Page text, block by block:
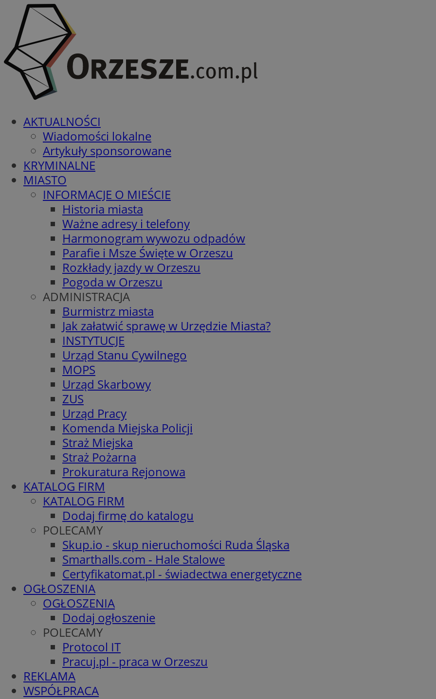
AKTUALNOŚCI
Wiadomości lokalne
Artykuły sponsorowane
KRYMINALNE
MIASTO
INFORMACJE O MIEŚCIE
Historia miasta
Ważne adresy i telefony
Harmonogram wywozu odpadów
Parafie i Msze Święte w Orzeszu
Rozkłady jazdy w Orzeszu
Pogoda w Orzeszu
ADMINISTRACJA
Burmistrz miasta
Jak załatwić sprawę w Urzędzie Miasta?
INSTYTUCJE
Urząd Stanu Cywilnego
MOPS
Urząd Skarbowy
ZUS
Urząd Pracy
Komenda Miejska Policji
Straż Miejska
Straż Pożarna
Prokuratura Rejonowa
KATALOG FIRM
KATALOG FIRM
Dodaj firmę do katalogu
POLECAMY
Skup.io - skup nieruchomości Ruda Śląska
Smarthalls.com - Hale Stalowe
Certyfikatomat.pl - świadectwa energetyczne
OGŁOSZENIA
OGŁOSZENIA
Dodaj ogłoszenie
POLECAMY
Protocol IT
Pracuj.pl - praca w Orzeszu
REKLAMA
WSPÓŁPRACA